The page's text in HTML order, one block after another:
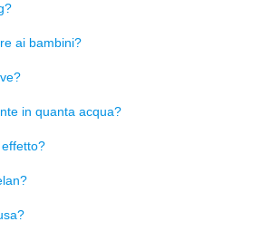
ai bambini?
in quanta acqua?